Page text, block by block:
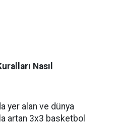
Nasıl
yer alan ve dünya
artan 3x3 basketbol